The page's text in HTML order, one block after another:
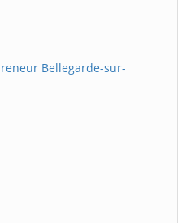
Bellegarde-sur-